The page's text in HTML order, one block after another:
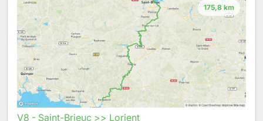
175,8 km
V8 - Saint-Brieuc >> Lorient